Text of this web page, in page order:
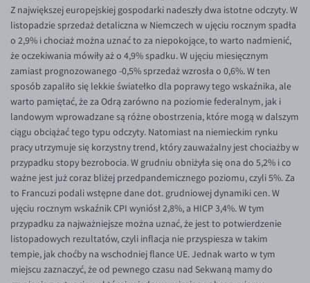
EUR/HKD
EUR/HUF
EUR/ILS
EUR/JPY
EUR/NZD
EUR/RON
EUR/SGD
EUR/TRY
EUR/ZAR
GBP/USD
USD/CHF
GBP/CHF
Z największej europejskiej gospodarki nadeszły dwa istotne odczyty. W
listopadzie sprzedaż detaliczna w Niemczech w ujęciu rocznym spadła
o 2,9% i chociaż można uznać to za niepokojące, to warto nadmienić,
że oczekiwania mówiły aż o 4,9% spadku. W ujęciu miesięcznym
zamiast prognozowanego -0,5% sprzedaż wzrosła o 0,6%. W ten
sposób zapaliło się lekkie światełko dla poprawy tego wskaźnika, ale
warto pamiętać, że za Odrą zarówno na poziomie federalnym, jak i
landowym wprowadzane są różne obostrzenia, które mogą w dalszym
ciągu obciążać tego typu odczyty. Natomiast na niemieckim rynku
pracy utrzymuje się korzystny trend, który zauważalny jest chociażby w
przypadku stopy bezrobocia. W grudniu obniżyła się ona do 5,2% i co
ważne jest już coraz bliżej przedpandemicznego poziomu, czyli 5%. Za
to Francuzi podali wstępne dane dot. grudniowej dynamiki cen. W
ujęciu rocznym wskaźnik CPI wyniósł 2,8%, a HICP 3,4%. W tym
przypadku za najważniejsze można uznać, że jest to potwierdzenie
listopadowych rezultatów, czyli inflacja nie przyspiesza w takim
tempie, jak choćby na wschodniej flance UE. Jednak warto w tym
miejscu zaznaczyć, że od pewnego czasu nad Sekwaną mamy do